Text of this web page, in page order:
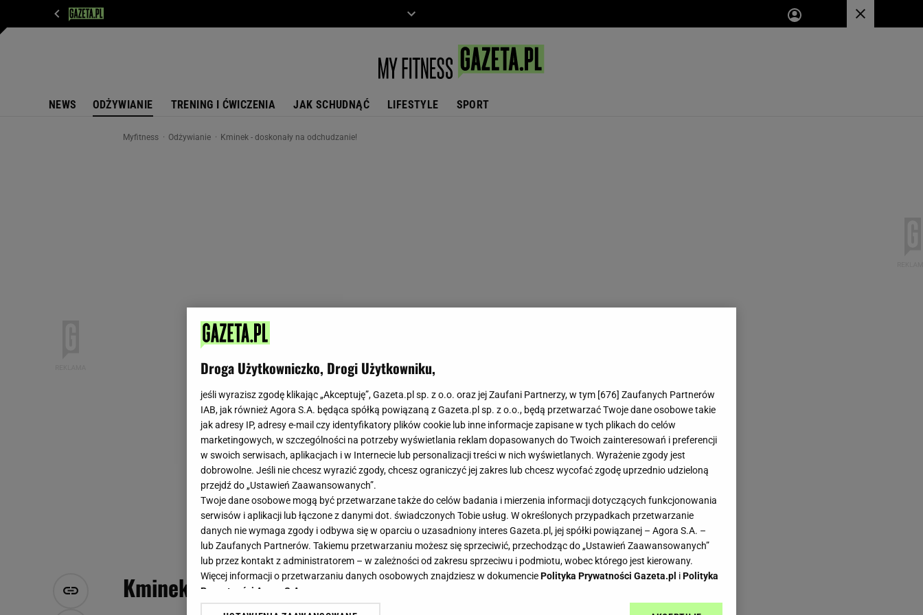
NEWS ODŻYWIANIE TRENING I ĆWICZENIA JAK SCHUDNĄĆ LIFESTYLE SPORT
Myfitness Odżywianie Kminek - doskonały na odchudzanie!
Kminek - doskonały na odchudzanie!
Droga Użytkowniczko, Drogi Użytkowniku,
jeśli wyrazisz zgodę klikając „Akceptuję”, Gazeta.pl sp. z o.o. oraz jej Zaufani Partnerzy, w tym [676] Zaufanych Partnerów
IAB, jak również Agora S.A. będąca spółką powiązaną z Gazeta.pl sp. z o.o., będą przetwarzać Twoje dane osobowe takie
jak adresy IP, adresy e-mail czy identyfikatory plików cookie lub inne informacje zapisane w tych plikach do celów
marketingowych, w szczególności na potrzeby wyświetlania reklam dopasowanych do Twoich zainteresowań i preferencji
w swoich serwisach, aplikacjach i w Internecie lub personalizacji treści w nich wyświetlanych. Wyrażenie zgody jest
dobrowolne. Jeśli nie chcesz wyrazić zgody, chcesz ograniczyć jej zakres lub chcesz wycofać zgodę uprzednio udzieloną
przejdź do „Ustawień Zaawansowanych”.
Twoje dane osobowe mogą być przetwarzane także do celów badania i mierzenia informacji dotyczących funkcjonowania
serwisów i aplikacji lub łączone z danymi dot. świadczonych Tobie usług. W określonych przypadkach przetwarzanie
danych nie wymaga zgody i odbywa się w oparciu o uzasadniony interes Gazeta.pl, jej spółki powiązanej – Agora S.A. –
lub Zaufanych Partnerów. Takiemu przetwarzaniu możesz się sprzeciwić, przechodząc do „Ustawień Zaawansowanych”
lub przez kontakt z administratorem – w zależności od zakresu sprzeciwu i podmiotu, wobec którego jest kierowany.
Więcej informacji o przetwarzaniu danych osobowych znajdziesz w dokumenciePolityka Prywatności Gazeta.pl iPolityka
Prywatności Agora S.A.